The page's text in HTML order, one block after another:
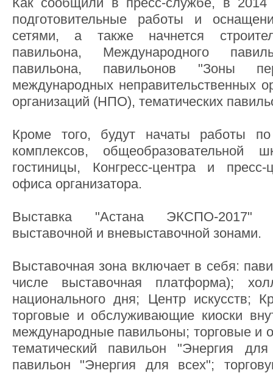
подготовительные работы и
сетями, а также начнется
павильона, Международного
павильона, павильонов "Зоны
международных неправительственных
организаций (НПО), тематических
Кроме того, будут начаты работы по
комплексов, общеобразовательной
гостиницы, Конгресс-центра и
офиса организатора.
Выставка "Астана ЭКСПО-2017"
выставочной и вневыставочной зонами.
Выставочная зона включает в себя:
числе выставочная платформа);
национального дня; Центр искусств;
торговые и обслуживающие киоски
международные павильоны; торговые и
тематический павильон "Энергия
павильон "Энергия для всех";